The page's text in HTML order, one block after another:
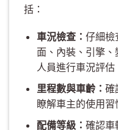
括：
車況檢查： 仔細檢
面、內裝、引擎
人員進行車況評估
里程數與車齡： 確
瞭解車主的使用習
配備等級： 確認車